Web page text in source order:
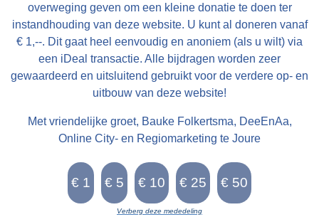
overweging geven om een kleine donatie te doen ter
instandhouding van deze website. U kunt al doneren vanaf
€ 1,--. Dit gaat heel eenvoudig en anoniem (als u wilt) via
een iDeal transactie. Alle bijdragen worden zeer
gewaardeerd en uitsluitend gebruikt voor de verdere op- en
uitbouw van deze website!
Met vriendelijke groet, Bauke Folkertsma, DeeEnAa,
Online City- en Regiomarketing te Joure
Verberg deze mededeling